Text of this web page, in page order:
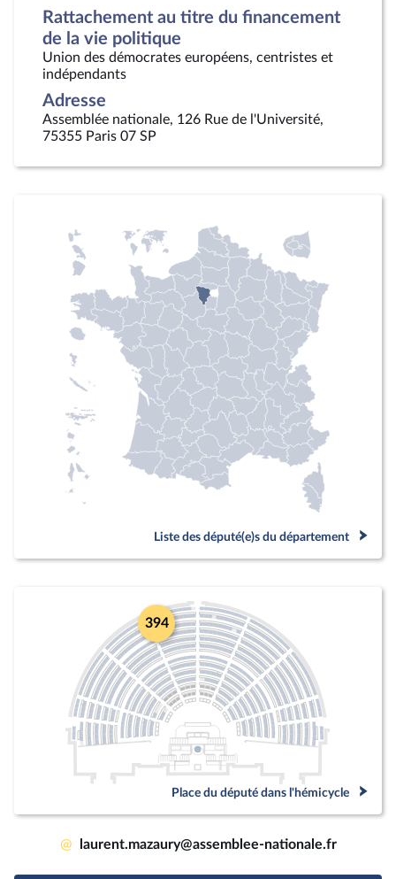
Rattachement au titre du financement
de la vie politique
Union des démocrates européens, centristes et
indépendants
Adresse
Assemblée nationale, 126 Rue de l'Université,
75355 Paris 07 SP
Liste des député(e)s du département
394
Place du député dans l'hémicycle
@ laurent.mazaury@assemblee-nationale.fr